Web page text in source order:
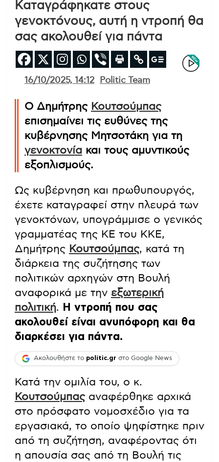
Καταγράφηκατε στους
γενοκτόνους, αυτή η ντροπή θα
σας ακολουθεί για πάντα
16/10/2025, 14:12 Politic Team
Ο Δημήτρης Κουτσούμπας
επισημαίνει τις ευθύνες της
κυβέρνησης Μητσοτάκη για τη
γενοκτονία και τους αμυντικούς
εξοπλισμούς.
Ως κυβέρνηση και πρωθυπουργός,
έχετε καταγραφεί στην πλευρά των
γενοκτόνων, υπογράμμισε ο γενικός
γραμματέας της ΚΕ του ΚΚΕ,
Δημήτρης Κουτσούμπας, κατά τη
διάρκεια της συζήτησης των
πολιτικών αρχηγών στη Βουλή
αναφορικά με την εξωτερική
πολιτική.
Η ντροπή που σας
ακολουθεί είναι ανυπόφορη και θα
διαρκέσει για πάντα.
Ακολουθήστε το politic.gr στο Google News
Κατά την ομιλία του, ο κ.
Κουτσούμπαςαναφέρθηκε αρχικά
στο πρόσφατο νομοσχέδιο για τα
εργασιακά, το οποίο ψηφίστηκε πριν
από τη συζήτηση, αναφέροντας ότι
η απουσία σας από τη Βουλή τις